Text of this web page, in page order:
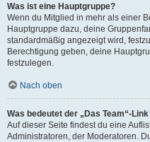
Was ist eine Hauptgruppe?
Wenn du Mitglied in mehr als einer
Hauptgruppe dazu, deine
standardmäßig angezeigt wird,
Berechtigung geben, deine
festzulegen.
Nach oben
Was bedeutet der „Das Team“-
Auf dieser Seite findest du eine
Administratoren, der Moderatoren.